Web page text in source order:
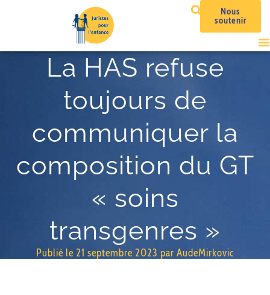
Nous
soutenir
La HAS refuse
toujours de
communiquer la
composition du GT
« soins
transgenres »
Publié le 21 septembre 2023 par AudeMirkovic